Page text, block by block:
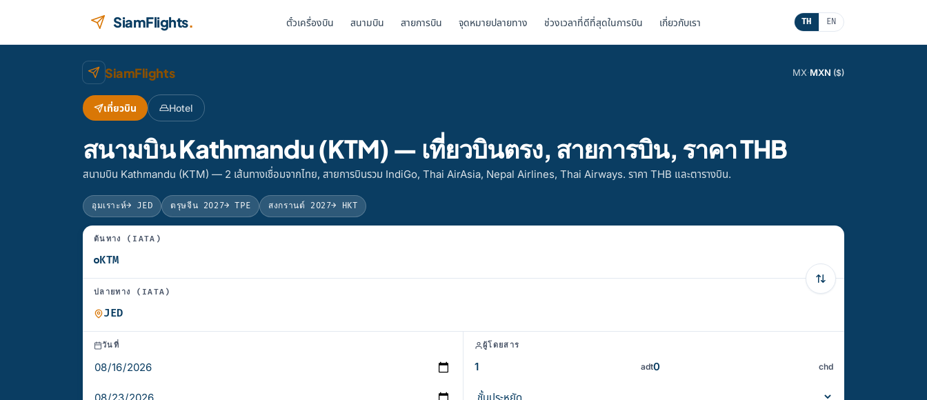
SiamFlights. ตั๋วเครื่องบิน สนามบิน สายการบิน จุดหมายปลายทาง ช่วงเวลาที่ดีที่สุดในการบิน เกี่ยวกับเรา TH EN
SiamFlights MX·MXN ($)
เที่ยวบิน Hotel
สนามบิน Kathmandu (KTM) — เที่ยวบินตรง, สายการบิน, ราคา THB
สนามบิน Kathmandu (KTM) — 2 เส้นทางเชื่อมจากไทย, สายการบินรวม IndiGo, Thai AirAsia, Nepal Airlines, Thai Airways. ราคา THB และตารางบิน.
อุมเราะห์→ JED ตรุษจีน 2027→ TPE สงกรานต์ 2027→ HKT
ต้นทาง (IATA)
ปลายทาง (IATA)
วันที่ ผู้โดยสาร
adt chd